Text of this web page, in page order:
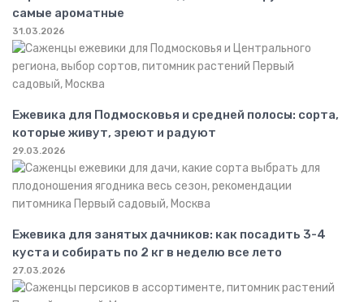
самые ароматные
31.03.2026
Ежевика для Подмосковья и средней полосы: сорта,
которые живут, зреют и радуют
29.03.2026
Ежевика для занятых дачников: как посадить 3-4
куста и собирать по 2 кг в неделю все лето
27.03.2026